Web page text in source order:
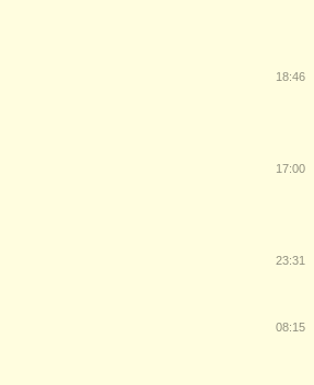
18:46
17:00
23:31
08:15